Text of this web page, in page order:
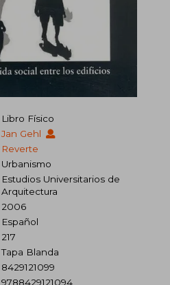
Libro Físico
Jan Gehl
Reverte
Urbanismo
Estudios Universitarios de
Arquitectura
2006
Español
217
Tapa Blanda
8429121099
9788429121094